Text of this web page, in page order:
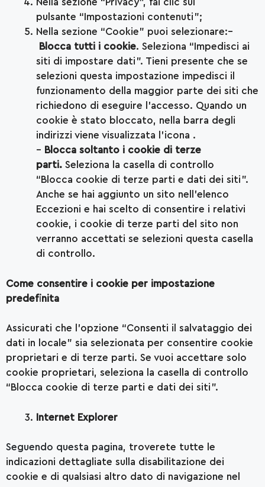
Nella sezione “Privacy”, fai clic sul
pulsante “Impostazioni contenuti”;
Nella sezione “Cookie” puoi selezionare:–
Blocca tutti i cookie. Seleziona “Impedisci ai
siti di impostare dati”. Tieni presente che se
selezioni questa impostazione impedisci il
funzionamento della maggior parte dei siti che
richiedono di eseguire l’accesso. Quando un
cookie è stato bloccato, nella barra degli
indirizzi viene visualizzata l’icona .
– Blocca soltanto i cookie di terze
parti. Seleziona la casella di controllo
“Blocca cookie di terze parti e dati dei siti”.
Anche se hai aggiunto un sito nell’elenco
Eccezioni e hai scelto di consentire i relativi
cookie, i cookie di terze parti del sito non
verranno accettati se selezioni questa casella
di controllo.
Come consentire i cookie per impostazione
predefinita
Assicurati che l’opzione “Consenti il salvataggio dei
dati in locale” sia selezionata per consentire cookie
proprietari e di terze parti. Se vuoi accettare solo
cookie proprietari, seleziona la casella di controllo
“Blocca cookie di terze parti e dati dei siti”.
Internet Explorer
Seguendo questa pagina, troverete tutte le
indicazioni dettagliate sulla disabilitazione dei
cookie e di qualsiasi altro dato di navigazione nel